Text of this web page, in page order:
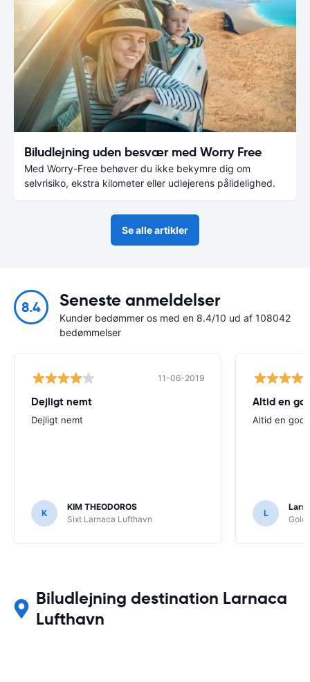
Biludlejning uden besvær med Worry Free
Med Worry-Free behøver du ikke bekymre dig om
selvrisiko, ekstra kilometer eller udlejerens pålidelighed.
Se alle artikler
8.4 Seneste anmeldelser
Kunder bedømmer os med en 8.4/10 ud af 108042
bedømmelser
11-06-2019
Dejligt nemt
Dejligt nemt
K
KIM THEODOROS
Sixt Larnaca Lufthavn
Altid en
Altid en god
L
Lars
Biludlejning destination Larnaca
Lufthavn